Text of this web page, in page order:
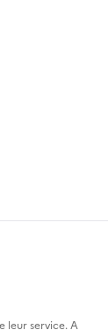
leur service. A